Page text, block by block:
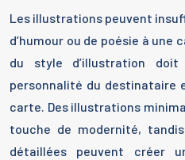
Les illustrations peuvent
d’humour ou de poésie à une
du style d’illustration
personnalité du destinataire
carte. Des illustrations
touche de modernité,
détaillées peuvent créer